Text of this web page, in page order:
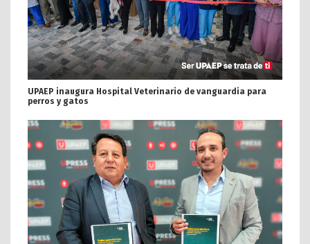
UPAEP inaugura Hospital Veterinario de vanguardia para
perros y gatos